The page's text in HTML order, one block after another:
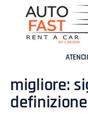
migliore: